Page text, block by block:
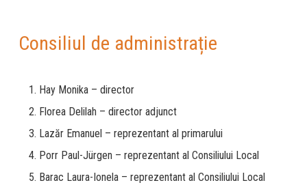
Consiliul de administrație
Hay Monika – director
Florea Delilah – director adjunct
Lazăr Emanuel – reprezentant al primarului
Porr Paul-Jürgen – reprezentant al Consiliului Local
Barac Laura-Ionela – reprezentant al Consiliului Local